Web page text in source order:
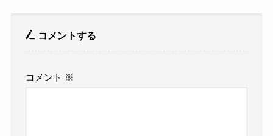
コメントする
コメント ※